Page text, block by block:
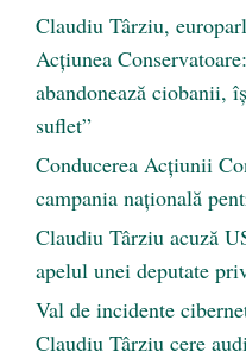
Claudiu Târziu,
Acțiunea
abandonează ciobanii,
suflet”
Conducerea Acțiunii
campania națională
Claudiu Târziu acuză
apelul unei deputate
Val de incidente
Claudiu Târziu cere